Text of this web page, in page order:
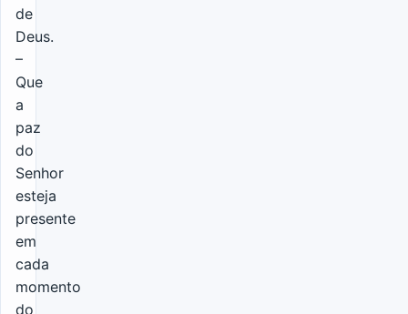
de
Deus.
–
Que
a
paz
do
Senhor
esteja
presente
em
cada
momento
do